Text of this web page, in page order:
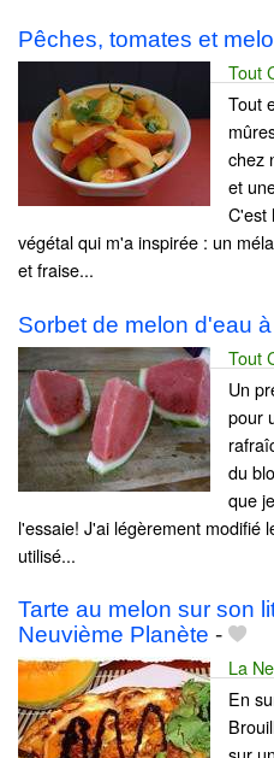
Pêches, tomates et
Tout
Tout
chez
et
C'est
végétal qui m'a inspirée : un
et fraise...
Sorbet de melon d'eau
Tout
Un
pour
du
que
l'essaie! J'ai légèrement modifié
utilisé...
Tarte au melon sur son
Neuvième Planète -
La
En